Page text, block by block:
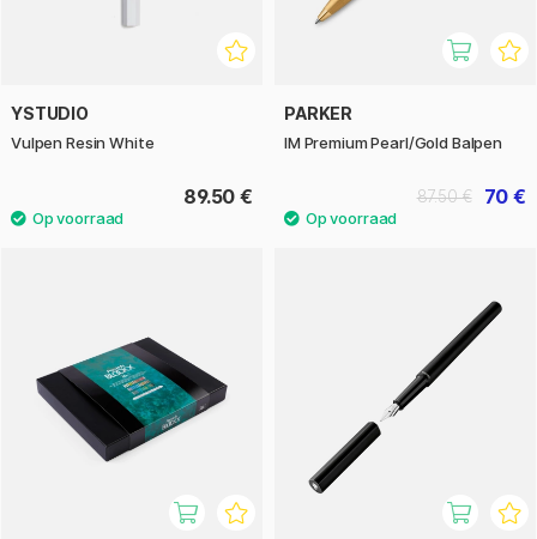
YSTUDIO
Vulpen Resin White
89.50 €
PARKER
IM Premium Pearl/Gold Balpen
70 €
87.50 €